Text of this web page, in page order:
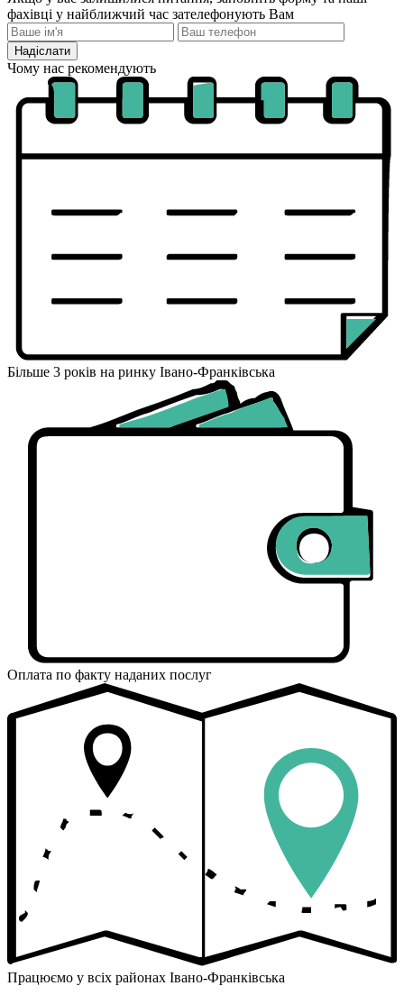
фахівці у найближчий час зателефонують Вам
Надіслати
Чому нас рекомендують
Більше 3 років на ринку Івано-Франківська
Оплата по факту наданих послуг
Працюємо у всіх районах Івано-Франківська